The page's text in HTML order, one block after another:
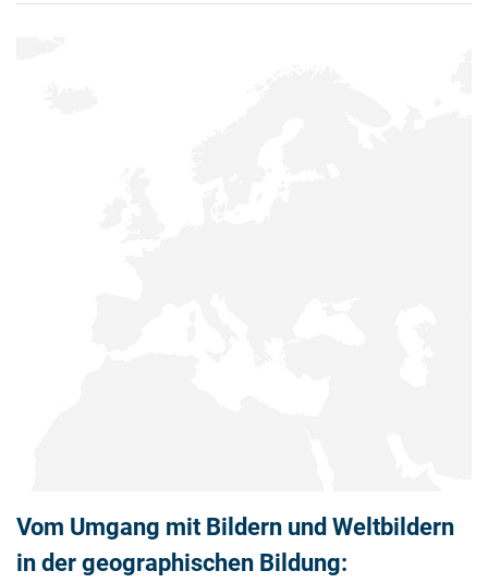
Vom Umgang mit Bildern und Weltbildern
in der geographischen Bildung: